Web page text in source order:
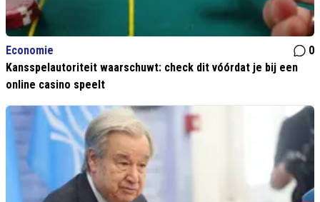
Economie
0
Kansspelautoriteit waarschuwt: check dit vóórdat je bij een
online casino speelt